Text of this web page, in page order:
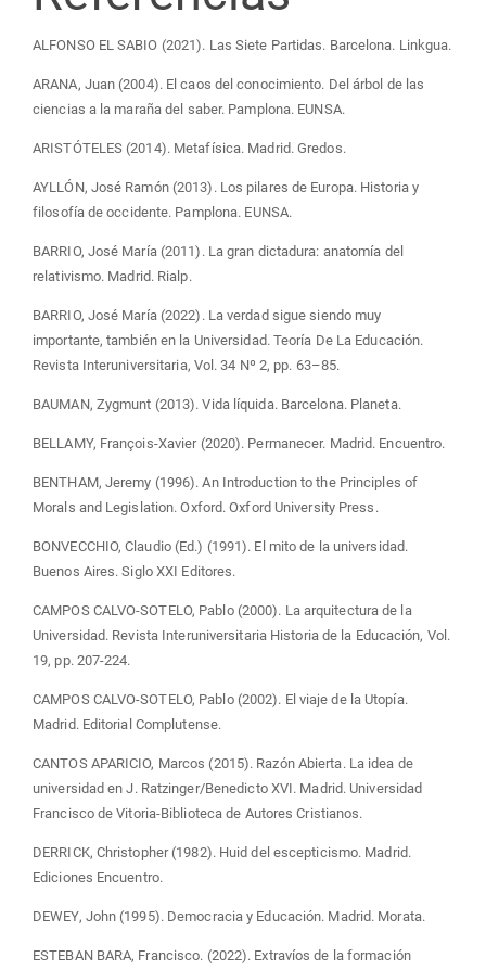
ALFONSO EL SABIO (2021). Las Siete Partidas. Barcelona. Linkgua.
ARANA, Juan (2004). El caos del conocimiento. Del árbol de las
ciencias a la maraña del saber. Pamplona. EUNSA.
ARISTÓTELES (2014). Metafísica. Madrid. Gredos.
AYLLÓN, José Ramón (2013). Los pilares de Europa. Historia y
filosofía de occidente. Pamplona. EUNSA.
BARRIO, José María (2011). La gran dictadura: anatomía del
relativismo. Madrid. Rialp.
BARRIO, José María (2022). La verdad sigue siendo muy
importante, también en la Universidad. Teoría De La Educación.
Revista Interuniversitaria, Vol. 34 Nº 2, pp. 63–85.
BAUMAN, Zygmunt (2013). Vida líquida. Barcelona. Planeta.
BELLAMY, François-Xavier (2020). Permanecer. Madrid. Encuentro.
BENTHAM, Jeremy (1996). An Introduction to the Principles of
Morals and Legislation. Oxford. Oxford University Press.
BONVECCHIO, Claudio (Ed.) (1991). El mito de la universidad.
Buenos Aires. Siglo XXI Editores.
CAMPOS CALVO-SOTELO, Pablo (2000). La arquitectura de la
Universidad. Revista Interuniversitaria Historia de la Educación, Vol.
19, pp. 207-224.
CAMPOS CALVO-SOTELO, Pablo (2002). El viaje de la Utopía.
Madrid. Editorial Complutense.
CANTOS APARICIO, Marcos (2015). Razón Abierta. La idea de
universidad en J. Ratzinger/Benedicto XVI. Madrid. Universidad
Francisco de Vitoria-Biblioteca de Autores Cristianos.
DERRICK, Christopher (1982). Huid del escepticismo. Madrid.
Ediciones Encuentro.
DEWEY, John (1995). Democracia y Educación. Madrid. Morata.
ESTEBAN BARA, Francisco. (2022). Extravíos de la formación